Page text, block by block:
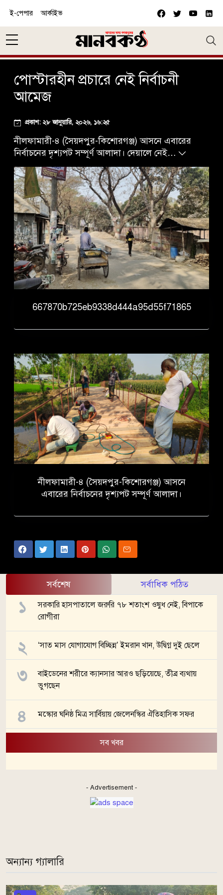
ই-পেপার আর্কাইভ
পোস্টারহীন প্রচারে নেই নির্বাচনী
আমেজ
প্রকাশ: ২৮ জানুয়ারি, ২০২৬, ১৬:২৫
নীলফামারী-৪ (সৈয়দপুর-কিশোরগঞ্জ) আসনে এবারের
নির্বাচনের দৃশ্যপট সম্পূর্ণ আলাদা। দেয়ালে নেই…
667870b725eb9338d444a95d55f71865
নীলফামারী-৪ (সৈয়দপুর-কিশোরগঞ্জ) আসনে
এবারের নির্বাচনের দৃশ্যপট সম্পূর্ণ আলাদা।
সর্বশেষ সর্বাধিক পঠিত
সরকারি হাসপাতালে জরুরি ৭৮ শতাংশ ওষুধ নেই, বিপাকে
রোগীরা
‘সাত মাস যোগাযোগ বিচ্ছিন্ন’ ইমরান খান, উদ্বিগ্ন দুই ছেলে
বাইডেনের শরীরে ক্যানসার আরও ছড়িয়েছে, তীব্র ব্যথায়
ভুগছেন
মস্কোর ঘনিষ্ঠ মিত্র সার্বিয়ায় জেলেনস্কির ঐতিহাসিক সফর
সব খবর
- Advertisement -
অন্যান্য গ্যালারি